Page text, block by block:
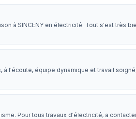
à SINCENY en électricité. Tout s'est très
à l'écoute, équipe dynamique et travail
Pour tous travaux d'électricité, a